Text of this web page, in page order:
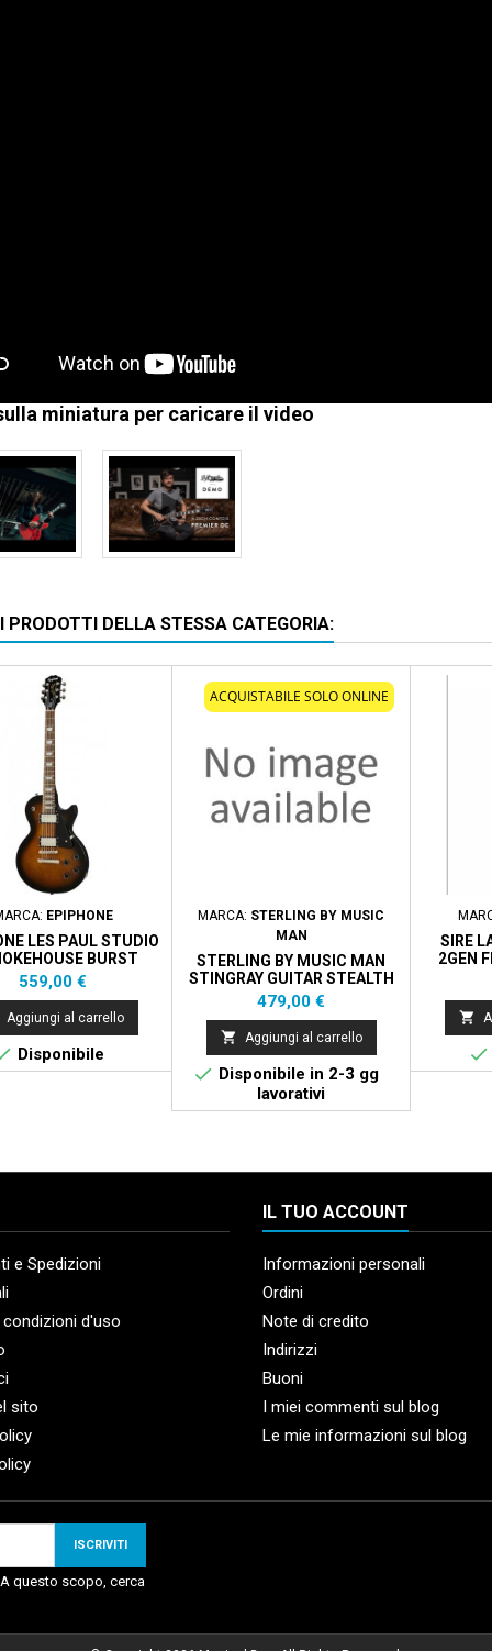
miniatura per caricare il video
PRODOTTI DELLA STESSA CATEGORIA:
EPIPHONE
LES PAUL STUDIO
BURST
Prezzo
559,00 €
Aggiungi al carrello
Disponibile
ACQUISTABILE SOLO ONLINE
MARCA: STERLING BY MUSIC
MAN
STERLING BY MUSIC MAN
STINGRAY GUITAR STEALTH
BLACK
Prezzo
479,00 €
 Aggiungi al carrello
 Disponibile in 2-3 gg
lavorativi
SIRE
2GEN


e Spedizioni
condizioni d'uso
sito
IL TUO ACCOUNT
Informazioni personali
Ordini
Note di credito
Indirizzi
Buoni
I miei commenti sul blog
Le mie informazioni sul blog
questo scopo, cerca